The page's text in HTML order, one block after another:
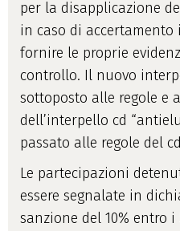
per la disapplicazione
in caso di
fornire le proprie
controllo. Il nuovo
sottoposto alle regole e
dell’interpello cd
passato alle regole del
Le partecipazioni
essere segnalate in
sanzione del 10% entro